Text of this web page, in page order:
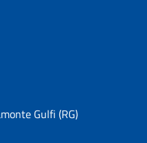
Gulfi (RG)